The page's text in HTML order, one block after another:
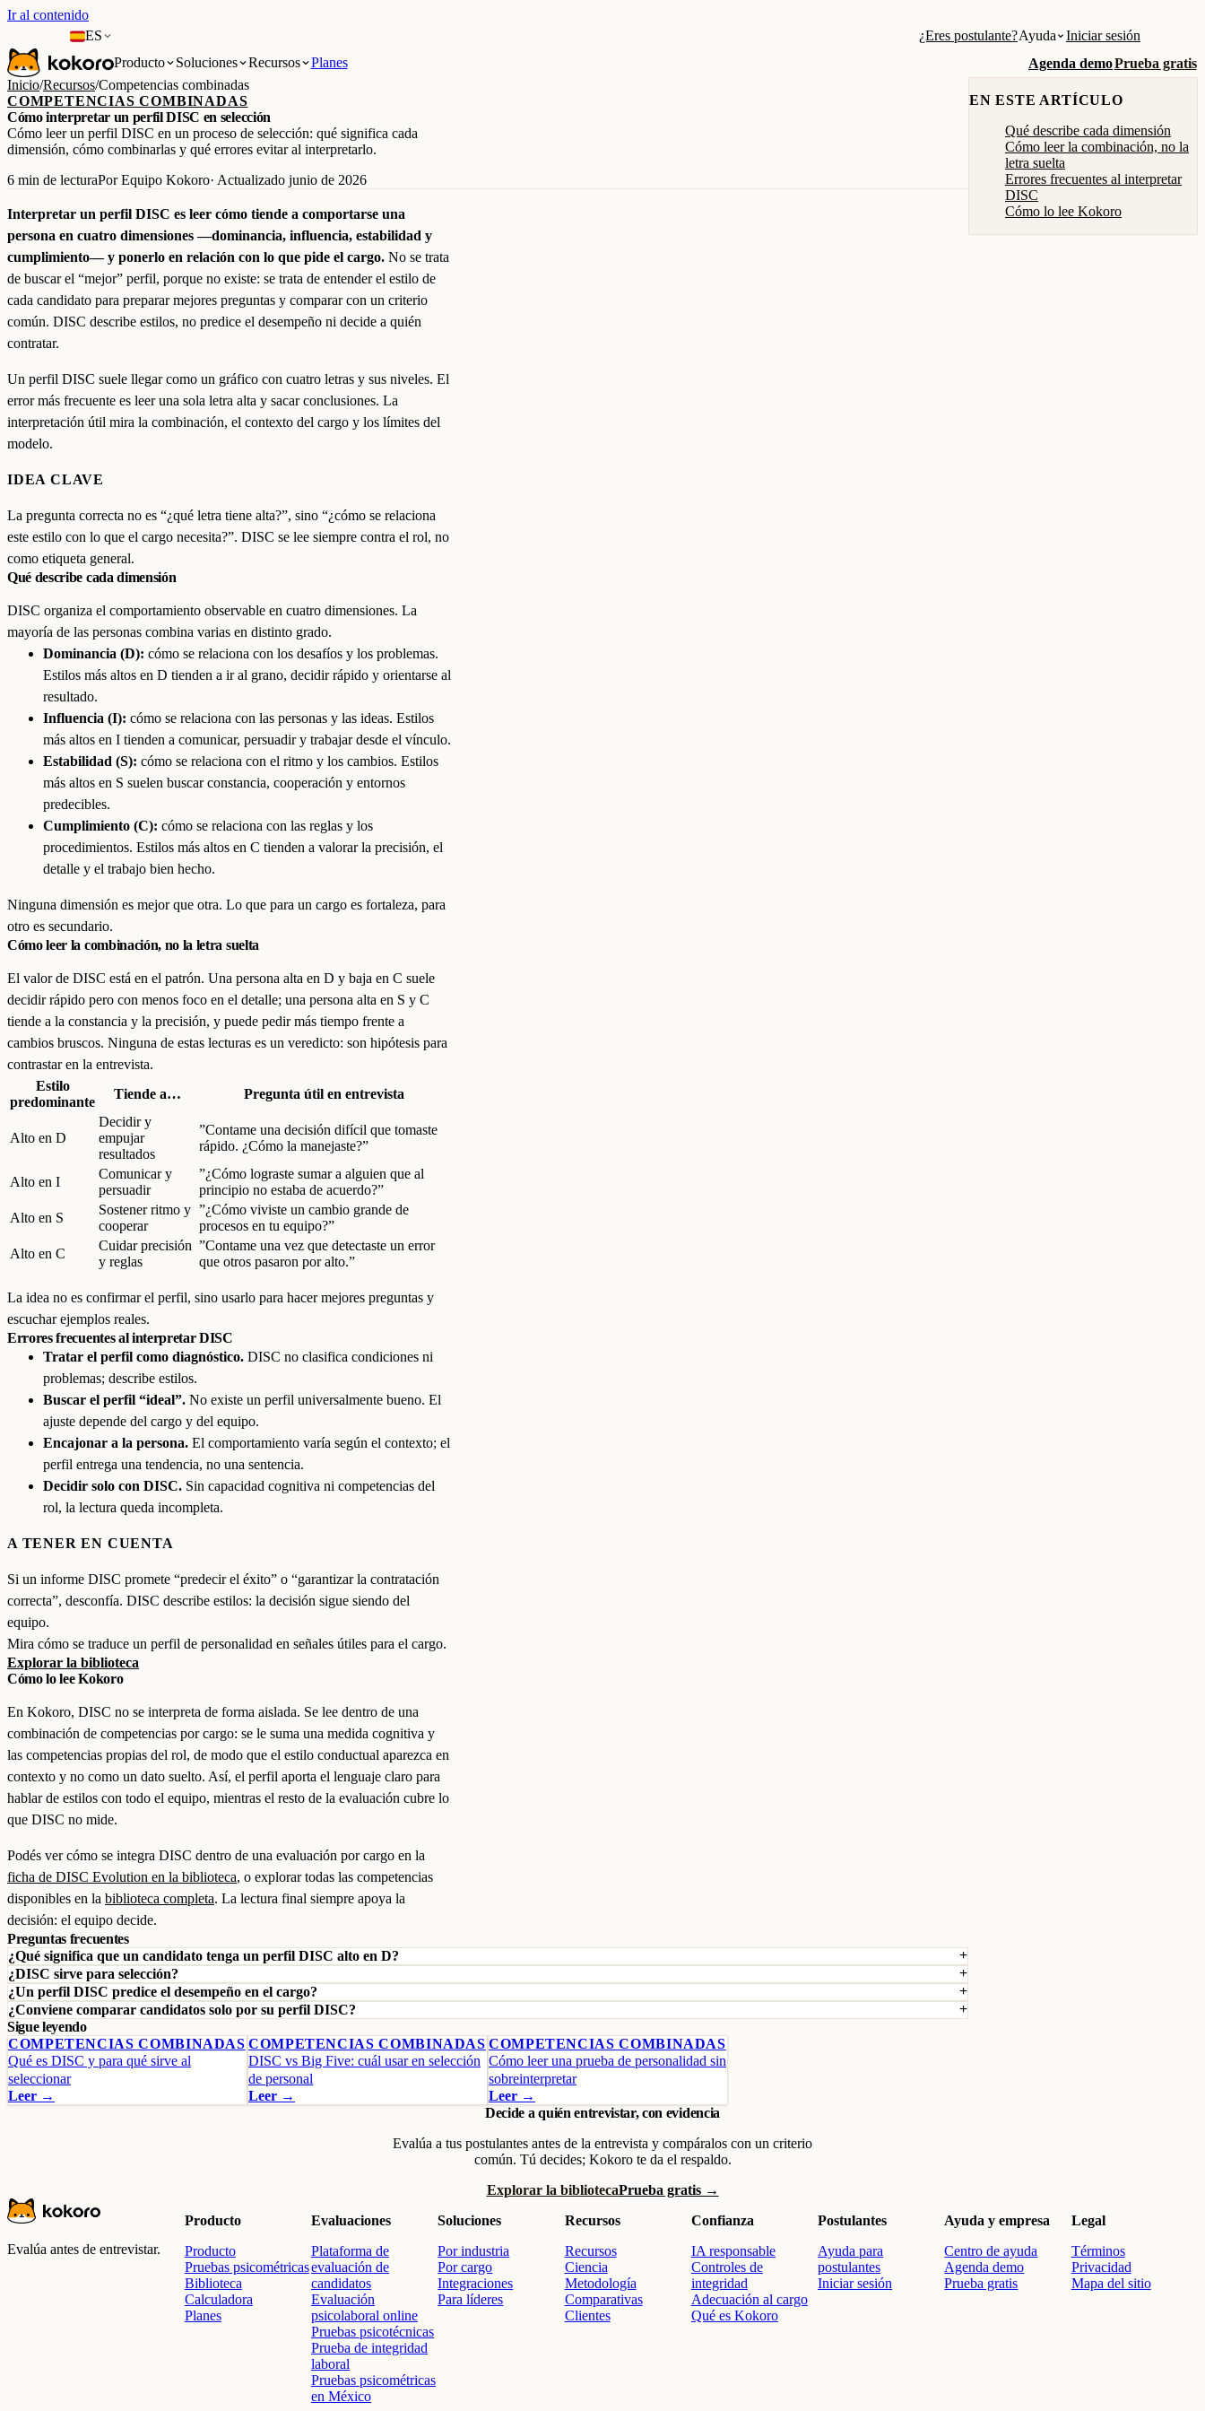
Ir al contenido
ES
¿Eres postulante?Ayuda
Iniciar sesión
Producto
Soluciones Recursos Planes Agenda demoPrueba gratis
Inicio/Recursos/Competencias combinadas
COMPETENCIAS COMBINADAS
Cómo interpretar un perfil DISC en selección
Cómo leer un perfil DISC en un proceso de selección: qué significa cada
dimensión, cómo combinarlas y qué errores evitar al interpretarlo.
6 min de lecturaPor Equipo Kokoro· Actualizado junio de 2026
Interpretar un perfil DISC es leer cómo tiende a comportarse una
persona en cuatro dimensiones —dominancia, influencia, estabilidad y
cumplimiento— y ponerlo en relación con lo que pide el cargo. No se trata
de buscar el “mejor” perfil, porque no existe: se trata de entender el estilo de
cada candidato para preparar mejores preguntas y comparar con un criterio
común. DISC describe estilos, no predice el desempeño ni decide a quién
contratar.
Un perfil DISC suele llegar como un gráfico con cuatro letras y sus niveles. El
error más frecuente es leer una sola letra alta y sacar conclusiones. La
interpretación útil mira la combinación, el contexto del cargo y los límites del
modelo.
IDEA CLAVE
La pregunta correcta no es “¿qué letra tiene alta?”, sino “¿cómo se relaciona
este estilo con lo que el cargo necesita?”. DISC se lee siempre contra el rol, no
como etiqueta general.
Qué describe cada dimensión
DISC organiza el comportamiento observable en cuatro dimensiones. La
mayoría de las personas combina varias en distinto grado.
Dominancia (D): cómo se relaciona con los desafíos y los problemas.
Estilos más altos en D tienden a ir al grano, decidir rápido y orientarse al
resultado.
Influencia (I): cómo se relaciona con las personas y las ideas. Estilos
más altos en I tienden a comunicar, persuadir y trabajar desde el vínculo.
Estabilidad (S): cómo se relaciona con el ritmo y los cambios. Estilos
más altos en S suelen buscar constancia, cooperación y entornos
predecibles.
Cumplimiento (C): cómo se relaciona con las reglas y los
procedimientos. Estilos más altos en C tienden a valorar la precisión, el
detalle y el trabajo bien hecho.
Ninguna dimensión es mejor que otra. Lo que para un cargo es fortaleza, para
otro es secundario.
Cómo leer la combinación, no la letra suelta
El valor de DISC está en el patrón. Una persona alta en D y baja en C suele
decidir rápido pero con menos foco en el detalle; una persona alta en S y C
tiende a la constancia y la precisión, y puede pedir más tiempo frente a
cambios bruscos. Ninguna de estas lecturas es un veredicto: son hipótesis para
contrastar en la entrevista.
Estilo
predominante
Tiende a… Pregunta útil en entrevista
Alto en D
Decidir y
empujar
resultados
”Contame una decisión difícil que tomaste
rápido. ¿Cómo la manejaste?”
Alto en I
Comunicar y
persuadir
”¿Cómo lograste sumar a alguien que al
principio no estaba de acuerdo?”
Alto en S
Sostener ritmo y
cooperar
”¿Cómo viviste un cambio grande de
procesos en tu equipo?”
Alto en C
Cuidar precisión
y reglas
”Contame una vez que detectaste un error
que otros pasaron por alto.”
La idea no es confirmar el perfil, sino usarlo para hacer mejores preguntas y
escuchar ejemplos reales.
Errores frecuentes al interpretar DISC
Tratar el perfil como diagnóstico. DISC no clasifica condiciones ni
problemas; describe estilos.
Buscar el perfil “ideal”. No existe un perfil universalmente bueno. El
ajuste depende del cargo y del equipo.
Encajonar a la persona. El comportamiento varía según el contexto; el
perfil entrega una tendencia, no una sentencia.
Decidir solo con DISC. Sin capacidad cognitiva ni competencias del
rol, la lectura queda incompleta.
A TENER EN CUENTA
Si un informe DISC promete “predecir el éxito” o “garantizar la contratación
correcta”, desconfía. DISC describe estilos: la decisión sigue siendo del
equipo.
Mira cómo se traduce un perfil de personalidad en señales útiles para el cargo.
Explorar la biblioteca
Cómo lo lee Kokoro
En Kokoro, DISC no se interpreta de forma aislada. Se lee dentro de una
combinación de competencias por cargo: se le suma una medida cognitiva y
las competencias propias del rol, de modo que el estilo conductual aparezca en
contexto y no como un dato suelto. Así, el perfil aporta el lenguaje claro para
hablar de estilos con todo el equipo, mientras el resto de la evaluación cubre lo
que DISC no mide.
Podés ver cómo se integra DISC dentro de una evaluación por cargo en la
ficha de DISC Evolution en la biblioteca, o explorar todas las competencias
disponibles en la biblioteca completa. La lectura final siempre apoya la
decisión: el equipo decide.
Preguntas frecuentes
¿Qué significa que un candidato tenga un perfil DISC alto en D?
¿DISC sirve para selección?
¿Un perfil DISC predice el desempeño en el cargo?
¿Conviene comparar candidatos solo por su perfil DISC?
Sigue leyendo
COMPETENCIAS COMBINADAS
Qué es DISC y para qué sirve al
seleccionar
Leer →
COMPETENCIAS COMBINADAS
DISC vs Big Five: cuál usar en selección
de personal
Leer →
COMPETENCIAS COMBINADAS
Cómo leer una prueba de personalidad sin
sobreinterpretar
Leer →
EN ESTE ARTÍCULO
Qué describe cada dimensión
Cómo leer la combinación, no la
letra suelta
Errores frecuentes al interpretar
DISC
Cómo lo lee Kokoro
Decide a quién entrevistar, con evidencia
Evalúa a tus postulantes antes de la entrevista y compáralos con un criterio
común. Tú decides; Kokoro te da el respaldo.
Explorar la bibliotecaPrueba gratis →
Evalúa antes de entrevistar.
Producto
Producto
Pruebas psicométricas
Biblioteca
Calculadora
Planes
Evaluaciones
Plataforma de
evaluación de
candidatos
Evaluación
psicolaboral online
Pruebas psicotécnicas
Prueba de integridad
laboral
Pruebas psicométricas
en México
Soluciones
Por industria
Por cargo
Integraciones
Para líderes
Recursos
Recursos
Ciencia
Metodología
Comparativas
Clientes
Confianza
IA responsable
Controles de
integridad
Adecuación al cargo
Qué es Kokoro
Postulantes
Ayuda para
postulantes
Iniciar sesión
Ayuda y empresa
Centro de ayuda
Agenda demo
Prueba gratis
Legal
Términos
Privacidad
Mapa del sitio